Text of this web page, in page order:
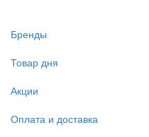
Бренды
Товар дня
Акции
Оплата и доставка